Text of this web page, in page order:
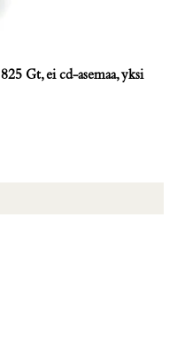
Gt, ei cd-asemaa, yksi